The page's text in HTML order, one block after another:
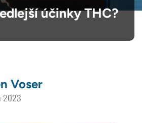
účinky THC?
Voser
2023